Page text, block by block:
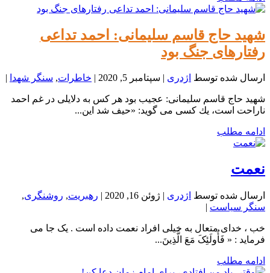
شهید حاج قاسم سلیمانی: احمد تداعی
رفتارهای جنگ بود
ارسال شده توسط اژدری سپتامبر 5, 2020 خاطرات, سنگر شهدا
شهید حاج قاسم سلیمانی: عجیب بود هر كس به دلایلی در غم احمد
ناراحت است، یك كسی می گوید: «حیف شد این...
ادامه مطلب
نعمت
ارسال شده توسط اژدری | ژوئن 16, 2020 | رهبریت, روشنگری,
سنگر سیاست |
خب ، خدای متعال به خيلی افراد نعمت داده است . يک جا می
فرمايد : « فَأُولَئِکَ مَعَ الَّذِینَ...
ادامه مطلب